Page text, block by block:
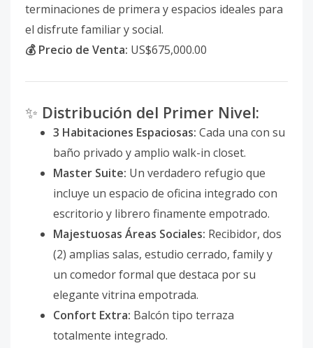
terminaciones de primera y espacios ideales para
el disfrute familiar y social.
💰 Precio de Venta: US$675,000.00
✨ Distribución del Primer Nivel:
3 Habitaciones Espaciosas: Cada una con su
baño privado y amplio walk-in closet.
Master Suite: Un verdadero refugio que
incluye un espacio de oficina integrado con
escritorio y librero finamente empotrado.
Majestuosas Áreas Sociales: Recibidor, dos
(2) amplias salas, estudio cerrado, family y
un comedor formal que destaca por su
elegante vitrina empotrada.
Confort Extra: Balcón tipo terraza
totalmente integrado.